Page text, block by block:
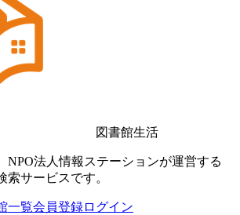
図書館生活
NPO法人情報ステーションが運営する
索サービスです。
一覧会員登録ログイン